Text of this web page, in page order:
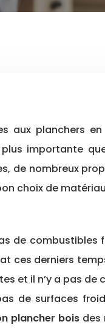
importante
de nombreux
choix de
de
ces derniers
et il n’y a pas
de surfaces
plancher bois des